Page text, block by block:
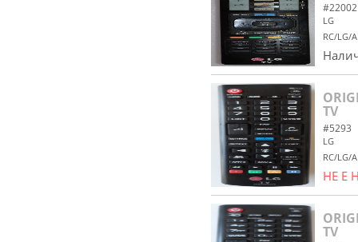
#22002
LG
RC/LG/
TV
#5293
LG
RC/LG/
НЕ Е
TV